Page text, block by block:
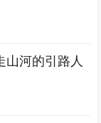
山河的引路人